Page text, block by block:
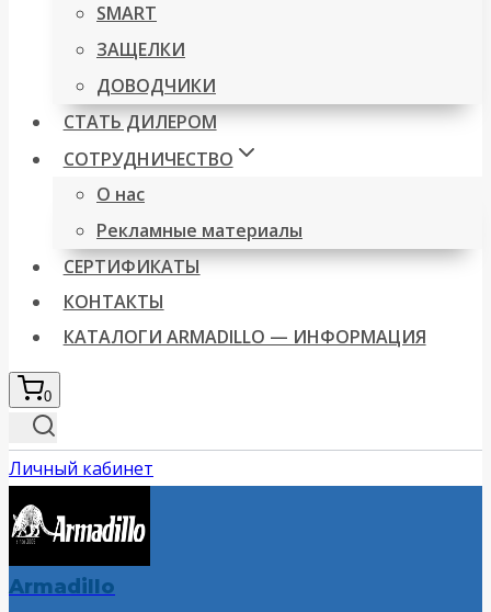
SMART
ЗАЩЕЛКИ
ДОВОДЧИКИ
СТАТЬ ДИЛЕРОМ
СОТРУДНИЧЕСТВО
О нас
Рекламные материалы
СЕРТИФИКАТЫ
КОНТАКТЫ
КАТАЛОГИ ARMADILLO — ИНФОРМАЦИЯ
0
Личный кабинет
Armadillo